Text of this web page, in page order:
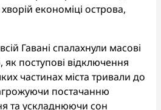
економіці острова,
Гавані спалахнули масові
як поступові відключення
частинах міста тривали до
постачанню
та ускладнюючи сон